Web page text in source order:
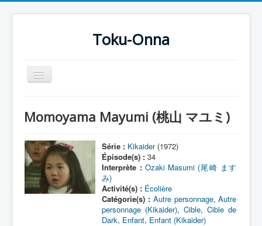
Toku-Onna
Basculer
la
Toku-Actrices
Toku-Critiques
Séries
Films
Momoyama Mayumi (桃山 マユミ)
Série : Kikaider(1972)
Épisode(s) : 34
Interprète : Ozaki Masumi (尾崎 ます
み)
Activité(s) : Écolière
Catégorie(s) : Autre personnage,Autre
personnage (Kikaider),Cible,Cible de
Dark, Enfant, Enfant (Kikaider)